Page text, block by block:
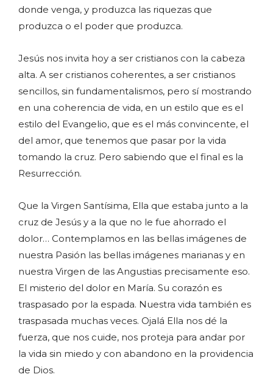
donde venga, y produzca las riquezas que
produzca o el poder que produzca.
Jesús nos invita hoy a ser cristianos con la cabeza
alta. A ser cristianos coherentes, a ser cristianos
sencillos, sin fundamentalismos, pero sí mostrando
en una coherencia de vida, en un estilo que es el
estilo del Evangelio, que es el más convincente, el
del amor, que tenemos que pasar por la vida
tomando la cruz. Pero sabiendo que el final es la
Resurrección.
Que la Virgen Santísima, Ella que estaba junto a la
cruz de Jesús y a la que no le fue ahorrado el
dolor… Contemplamos en las bellas imágenes de
nuestra Pasión las bellas imágenes marianas y en
nuestra Virgen de las Angustias precisamente eso.
El misterio del dolor en María. Su corazón es
traspasado por la espada. Nuestra vida también es
traspasada muchas veces. Ojalá Ella nos dé la
fuerza, que nos cuide, nos proteja para andar por
la vida sin miedo y con abandono en la providencia
de Dios.